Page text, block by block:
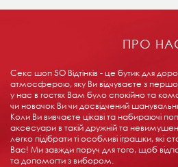
ПРО
Секс шоп 5О Відтінків - це бутик для
атмосферою, яку Ви відчуваєте з
у нас в гостях Вам було спокійно та
чи новачок Ви чи досвідчений
Коли Ви вивчаєте цікаві та набираючі
аксесуари в такій дружній та
легко підібрати ті особливі іграшки,
Вас! Ми завжди поруч для того, щоб
та допомогти з вибором.